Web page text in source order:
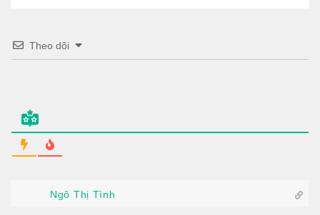
Theo dõi
Ngô Thị Tình